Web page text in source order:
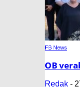
FB News
OB
Redak -